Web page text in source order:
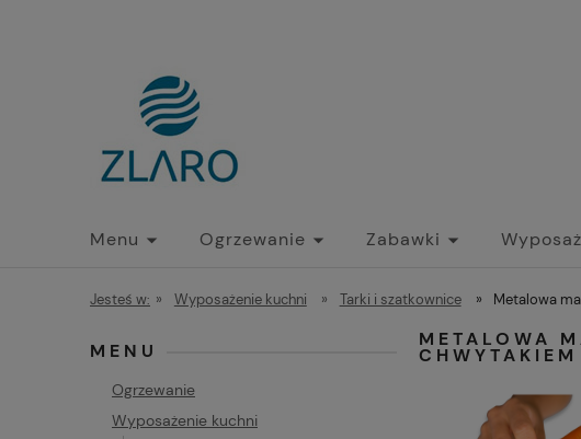
Menu Ogrzewanie Zabawki
Jesteś w: » Wyposażenie kuchni » Tarki i szatkownice » Metalowa
MENU
Ogrzewanie
Wyposażenie kuchni
METALOWA
CHWYTAKIEM